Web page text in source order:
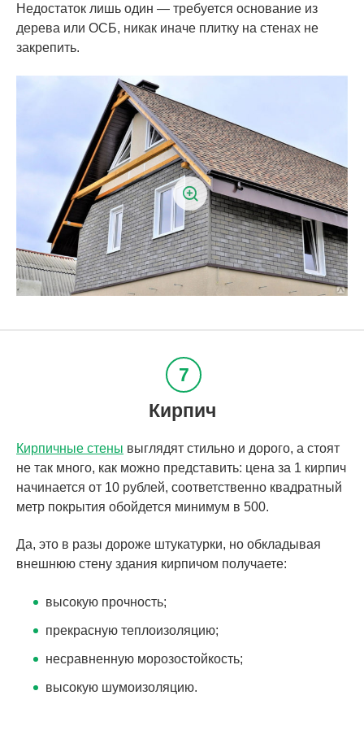
Недостаток лишь один — требуется основание из
дерева или ОСБ, никак иначе плитку на стенах не
закрепить.
Кирпич
Кирпичные стены выглядят стильно и дорого, а стоят
не так много, как можно представить: цена за 1 кирпич
начинается от 10 рублей, соответственно квадратный
метр покрытия обойдется минимум в 500.
Да, это в разы дороже штукатурки, но обкладывая
внешнюю стену здания кирпичом получаете:
высокую прочность;
прекрасную теплоизоляцию;
несравненную морозостойкость;
высокую шумоизоляцию.